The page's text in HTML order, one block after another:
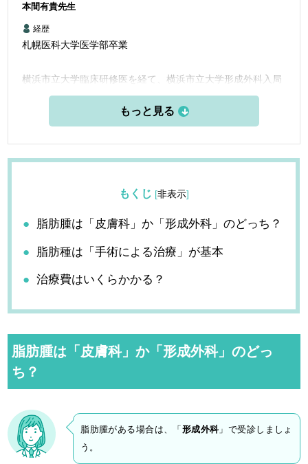
本間有貴先生
経歴
札幌医科大学医学部卒業
横浜市立大学臨床研修医を経て、横浜市立大学形成外科入局
関東労災病院 形成外科
横浜市立大学附属市民総合医療センター 形成外科
を経て
平成30年10月より小田原銀座クリニックに勤務
令和2年6月よりよこはま港南台形成クリニックに勤務
もくじ [非表示]
脂肪腫は「皮膚科」か「形成外科」のどっち？
脂肪種は「手術による治療」が基本
治療費はいくらかかる？
脂肪腫は「皮膚科」か「形成外科」のどっ
ち？
脂肪腫がある場合は、「 形成外科」で受診しましょ
う。